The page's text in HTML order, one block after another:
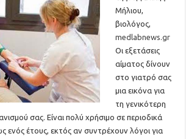
Μήλιου,
βιολόγος,
medlabnews.gr
Οι εξετάσεις
αίματος δίνουν
στο γιατρό σας
μια εικόνα για
τη γενικότερη
σας. Είναι πολύ χρήσιμο σε περιοδικά
ενός έτους, εκτός αν συντρέχουν λόγοι για